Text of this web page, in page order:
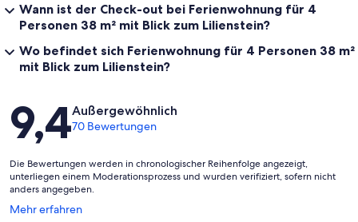
Wann ist der Check-out bei Ferienwohnung für 4
Personen 38 m² mit Blick zum Lilienstein?
Wo befindet sich Ferienwohnung für 4 Personen 38 m²
mit Blick zum Lilienstein?
Bewertungen
9,4Außergewöhnlich
70 Bewertungen
Die Bewertungen werden in chronologischer Reihenfolge angezeigt,
unterliegen einem Moderationsprozess und wurden verifiziert, sofern nicht
anders angegeben.
Mehr erfahren
Wird